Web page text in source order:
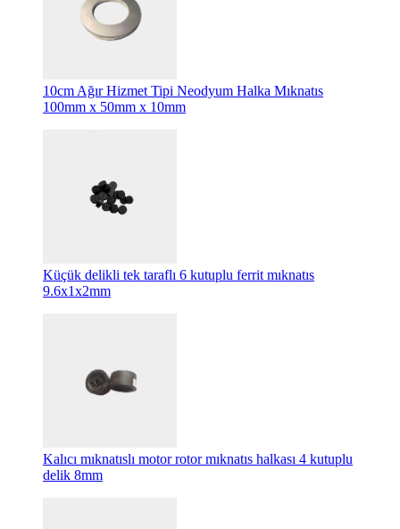
10cm Ağır Hizmet Tipi Neodyum Halka Mıknatıs
100mm x 50mm x 10mm
Küçük delikli tek taraflı 6 kutuplu ferrit mıknatıs
9.6x1x2mm
Kalıcı mıknatıslı motor rotor mıknatıs halkası 4 kutuplu
delik 8mm